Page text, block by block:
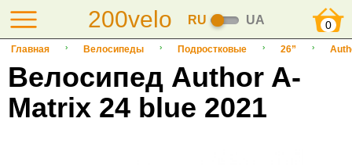
200velo RU UA 0
Главная Велосипеды Подростковые 26”
Велосипед Author A-
Matrix 24 blue 2021